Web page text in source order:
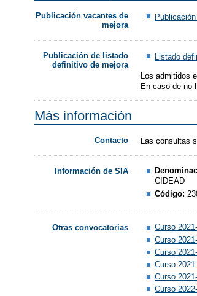
Publicación vacantes de
mejora
Publicación de listado
definitivo de mejora
Listado
Los admitidos
En caso de no
Más información
Contacto Las consultas
Información de SIA
CIDEAD
Código:
Otras convocatorias
Curso
Curso
Curso
Curso
Curso
Curso